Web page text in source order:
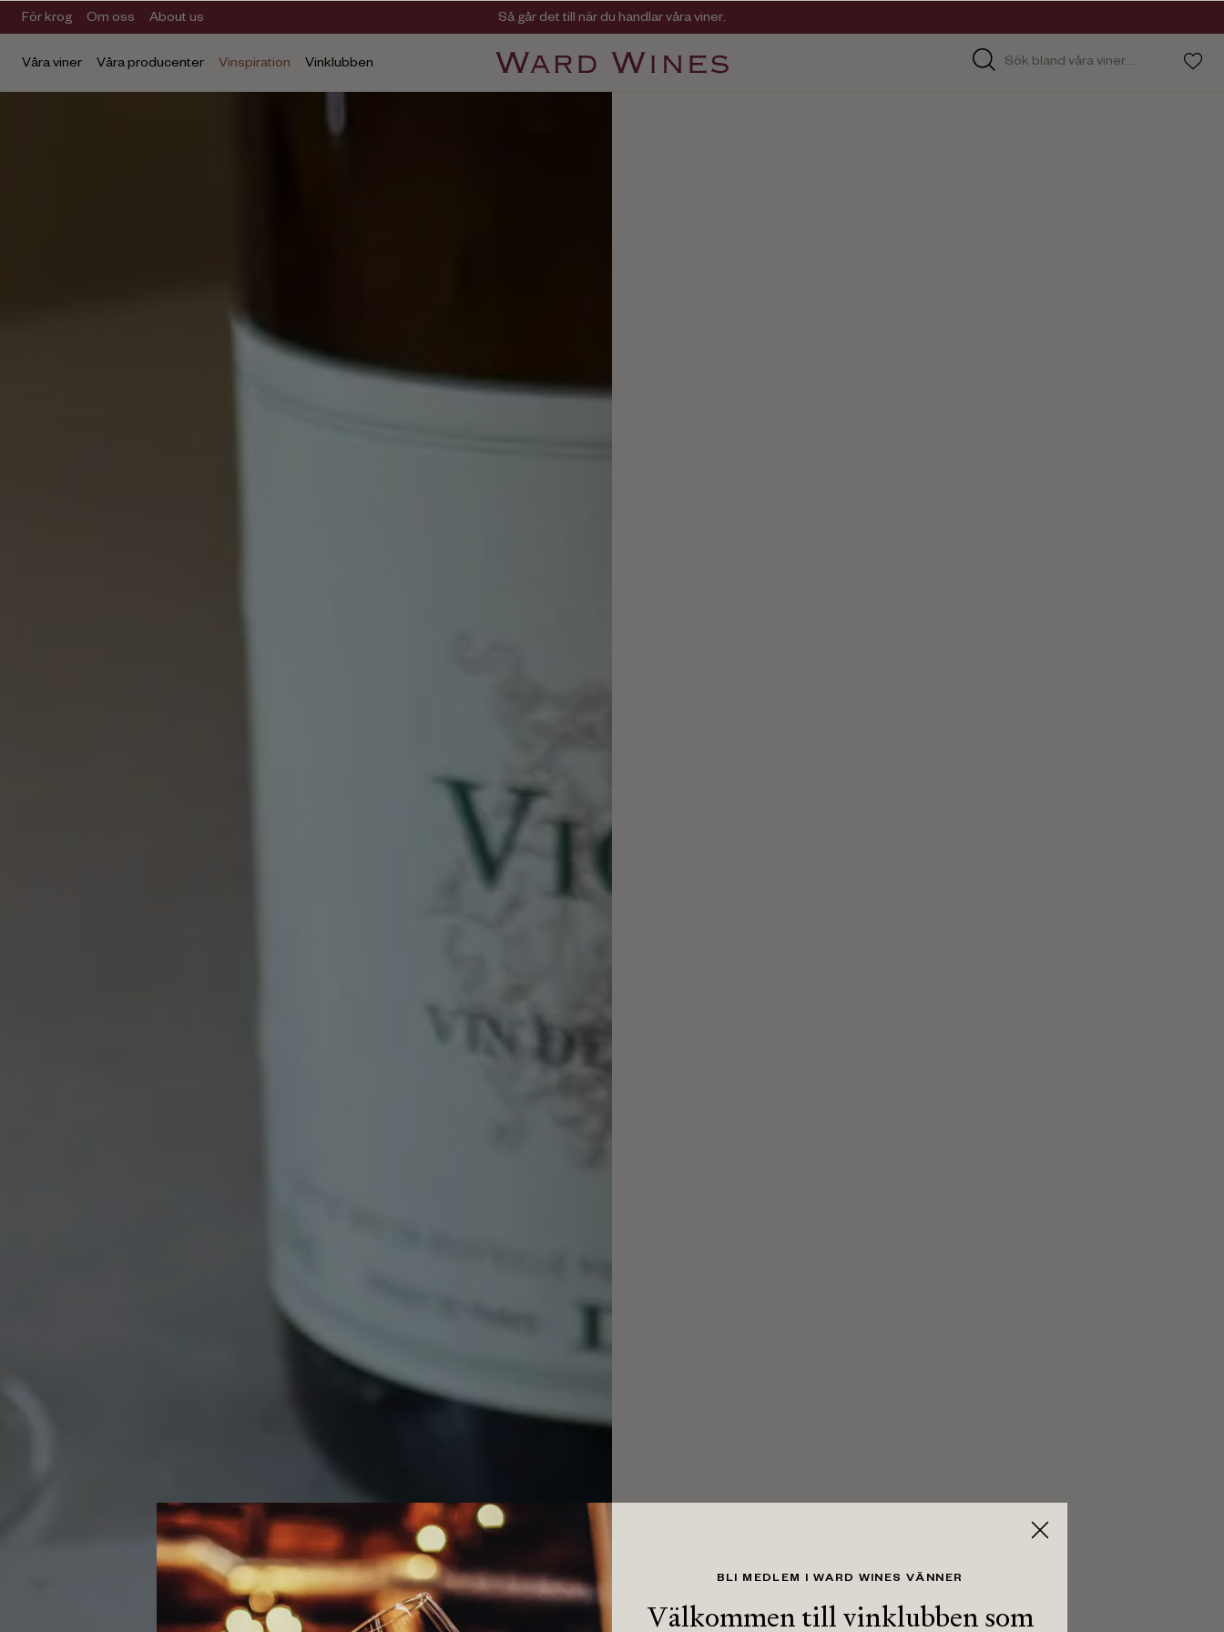
BLI MEDLEM I WARD WINES VÄNNER
Välkommen till vinklubben som
För krog Om oss About us Viner med kvalitet, ursprung & personlighet
Så går det till när du handlar våra viner.
Våra viner Våra producenter Vinspiration Vinklubben
Kammusslor med